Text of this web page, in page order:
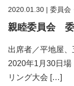
2020.01.30 委員会
親睦委員会
出席者／平地屋
2020年1月30日
リング大会 […]